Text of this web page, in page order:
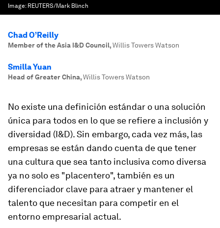
Image: REUTERS/Mark Blinch
Chad O’Reilly
Member of the Asia I&D Council,Willis Towers Watson
Smilla Yuan
Head of Greater China,Willis Towers Watson
No existe una definición estándar o una solución
única para todos en lo que se refiere a inclusión y
diversidad (I&D). Sin embargo, cada vez más, las
empresas se están dando cuenta de que tener
una cultura que sea tanto inclusiva como diversa
ya no solo es "placentero", también es un
diferenciador clave para atraer y mantener el
talento que necesitan para competir en el
entorno empresarial actual.